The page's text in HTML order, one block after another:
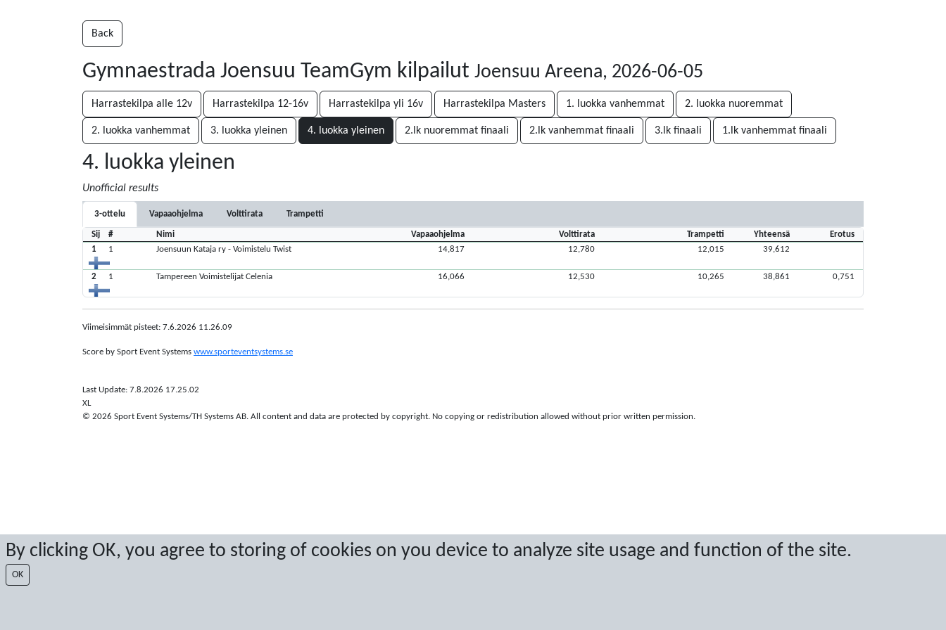
By clicking OK, you agree to storing of cookies on you device to analyze site usage and function of the site.
OK
Back
Gymnaestrada Joensuu TeamGym kilpailut Joensuu Areena, 2026-06-05
Harrastekilpa alle 12v Harrastekilpa 12-16v Harrastekilpa yli 16v Harrastekilpa Masters 1. luokka vanhemmat 2. luokka nuoremmat
2. luokka vanhemmat 3. luokka yleinen 4. luokka yleinen 2.lk nuoremmat finaali 2.lk vanhemmat finaali 3.lk finaali 1.lk vanhemmat finaali
4. luokka yleinen
Unofficial results
3-ottelu Vapaaohjelma Volttirata Trampetti
Sij # Nimi Vapaaohjelma Volttirata Trampetti Yhteensä
Erotus
1
1 Joensuun Kataja ry - Voimistelu Twist 14,817 12,780 12,015 39,612
2 1 Tampereen Voimistelijat Celenia 16,066 12,530 10,265 38,861 0,751
Viimeisimmät pisteet: 7.6.2026 11.26.09
Score by Sport Event Systems www.sporteventsystems.se
Last Update: 7.8.2026 17.25.02
XL
© 2026 Sport Event Systems/TH Systems AB. All content and data are protected by copyright. No copying or redistribution allowed without prior written permission.